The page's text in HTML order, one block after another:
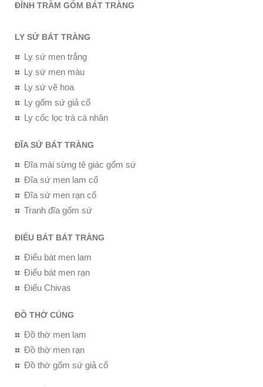
ĐỈNH TRẦM GỐM BÁT TRÀNG
LY SỨ BÁT TRÀNG
Ly sứ men trắng
Ly sứ men màu
Ly sứ vẽ hoa
Ly gốm sứ giả cổ
Ly cốc lọc trà cá nhân
ĐĨA SỨ BÁT TRÀNG
Đĩa mài sừng tê giác gốm sứ
Đĩa sứ men lam cổ
Đĩa sứ men rạn cổ
Tranh đĩa gốm sứ
ĐIẾU BÁT BÁT TRÀNG
Điếu bát men lam
Điếu bát men rạn
Điếu Chivas
ĐỒ THỜ CÚNG
Đồ thờ men lam
Đồ thờ men rạn
Đồ thờ gốm sứ giả cổ